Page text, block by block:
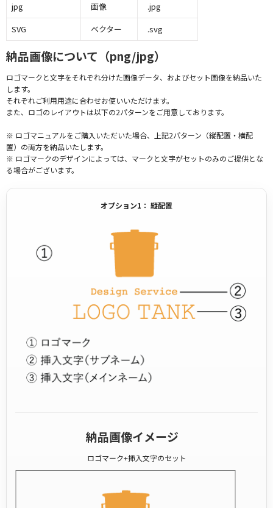
jpg
画像
.jpg
SVG
ベクター .svg
納品画像について（png/jpg）
ロゴマークと文字をそれぞれ分けた画像データ、およびセット画像を納品いた
します。
それぞれご利用用途に合わせお使いいただけます。
また、ロゴのレイアウトは以下の2パターンをご用意しております。
※ ロゴマニュアルをご購入いただいた場合、上記2パターン（縦配置・横配
置）の両方を納品いたします。
※ ロゴマークのデザインによっては、マークと文字がセットのみのご提供とな
る場合がございます。
オプション1： 縦配置
納品画像イメージ
ロゴマーク+挿入文字のセット